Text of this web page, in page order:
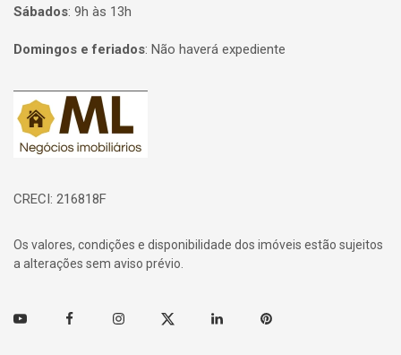
Sábados: 9h às 13h
Domingos e feriados: Não haverá expediente
Página inicial
CRECI: 216818F
Os valores, condições e disponibilidade dos imóveis estão sujeitos
a alterações sem aviso prévio.
Youtube FacebookInstagramTwitter Linkedin Pinterest